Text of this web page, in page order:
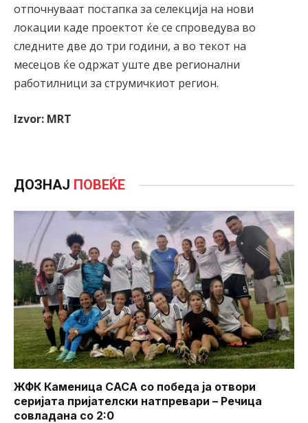
отпочнуваат постапка за селекција на нови
локации каде проектот ќе се спроведува во
следните две до три години, а во текот на
месецов ќе одржат уште две регионални
работилници за струмичкиот регион.
Izvor: MRT
ДОЗНАЈ ПОВЕЌЕ
ЖФК Каменица САСА со победа ја отвори
серијата пријателски натпревари – Речица
совладана со 2:0